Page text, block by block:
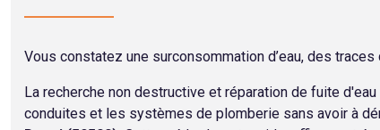
Vous constatez une surconsommation d’eau, des
La recherche non destructive et réparation de fuite
conduites et les systèmes de plomberie sans avoir à